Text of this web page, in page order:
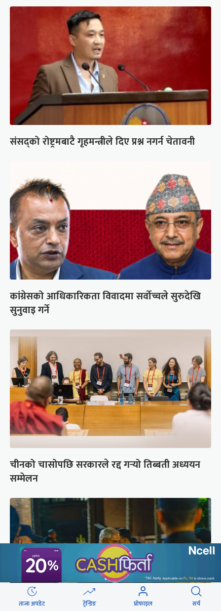
संसद्को रोष्ट्रमबाटै गृहमन्त्रीले दिए प्रश्न नगर्न चेतावनी
कांग्रेसको आधिकारिकता विवादमा सर्वोच्चले सुरुदेखि
सुनुवाइ गर्ने
चीनको चासोपछि सरकारले रद्द गर्‍यो तिब्बती अध्ययन
सम्मेलन
ताजा अपडेट ट्रेन्डिङ प्रोफाइल सर्च